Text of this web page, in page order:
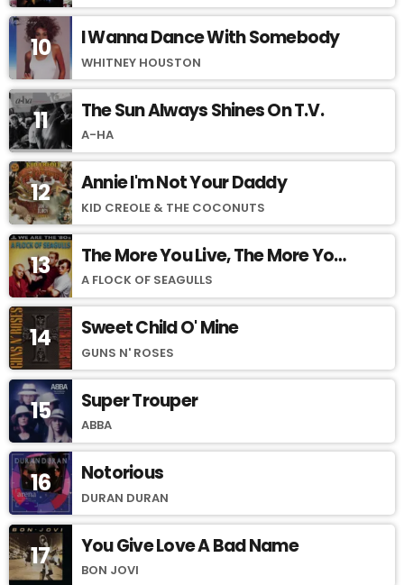
10 I Wanna Dance With Somebody
WHITNEY HOUSTON
11 The Sun Always Shines On T.V.
A-HA
12 Annie I'm Not Your Daddy
KID CREOLE & THE COCONUTS
13
The More You Live, The More You
Love
A FLOCK OF SEAGULLS
14 Sweet Child O' Mine
GUNS N' ROSES
15 Super Trouper
ABBA
16 Notorious
DURAN DURAN
17 You Give Love A Bad Name
BON JOVI